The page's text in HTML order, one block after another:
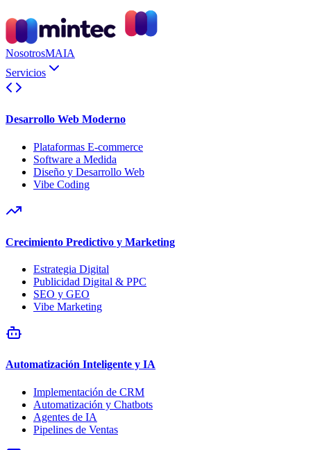
NosotrosMAIA
Servicios
Desarrollo Web Moderno
Plataformas E-commerce
Software a Medida
Diseño y Desarrollo Web
Vibe Coding
Crecimiento Predictivo y Marketing
Estrategia Digital
Publicidad Digital & PPC
SEO y GEO
Vibe Marketing
Automatización Inteligente y IA
Implementación de CRM
Automatización y Chatbots
Agentes de IA
Pipelines de Ventas